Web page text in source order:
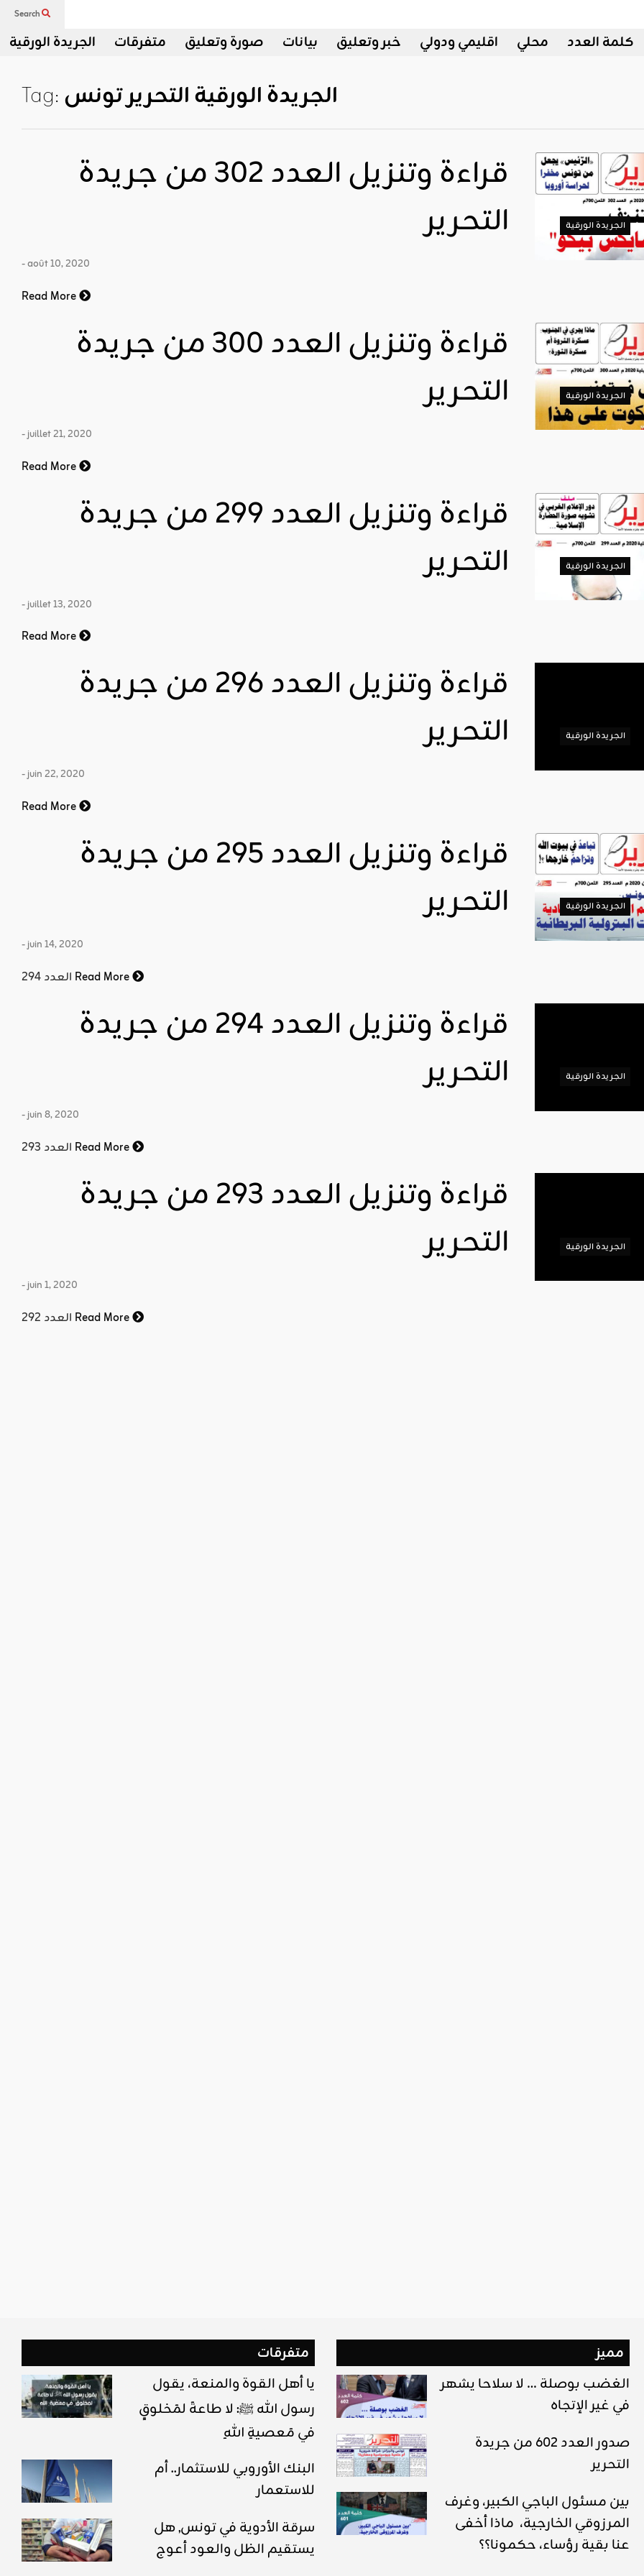
Search
الجريدة الورقية متفرقات صورة وتعليق بيانات خبر وتعليق اقليمي ودولي محلي كلمة العدد
Tag:الجريدة الورقية التحرير تونس
الجريدة الورقية
قراءة وتنزيل العدد 302 من جريدة
التحرير
- août 10, 2020
Read More
الجريدة الورقية
قراءة وتنزيل العدد 300 من جريدة
التحرير
- juillet 21, 2020
Read More
الجريدة الورقية
قراءة وتنزيل العدد 299 من جريدة
التحرير
- juillet 13, 2020
Read More
الجريدة الورقية
قراءة وتنزيل العدد 296 من جريدة
التحرير
- juin 22, 2020
Read More
الجريدة الورقية
قراءة وتنزيل العدد 295 من جريدة
التحرير
- juin 14, 2020
العدد 294 Read More
الجريدة الورقية
قراءة وتنزيل العدد 294 من جريدة
التحرير
- juin 8, 2020
العدد 293 Read More
الجريدة الورقية
قراءة وتنزيل العدد 293 من جريدة
التحرير
- juin 1, 2020
العدد 292 Read More
متفرقات
يا أهل القوة والمنعة، يقول
رسول الله ﷺ: لا طاعةَ لمَخلوقٍ
في مَعصيةِ اللهِ
البنك الأوروبي للاستثمار.. أم
للاستعمار
سرقة الأدوية في تونس, هل
يستقيم الظل والعود أعوج
مميز
الغضب بوصلة … لا سلاحا يشهر
في غير الإتجاه
صدور العدد 602 من جريدة
التحرير
بين مسئول الباجي الكبير، وغرف
المرزوقي الخارجية، ماذا أخفى
عنا بقية رؤساء، حكمونا؟؟